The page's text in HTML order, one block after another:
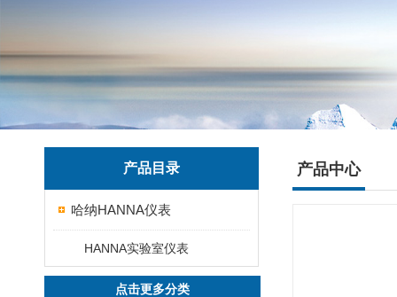
产品目录
哈纳HANNA仪表
HANNA实验室仪表
点击更多分类
产品中心